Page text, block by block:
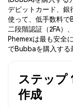
デビットカード、銀
使って、低手数料で
二段階認証（2FA）
Phemexは最も安全
でBubbaを購入する
ステップ
作成